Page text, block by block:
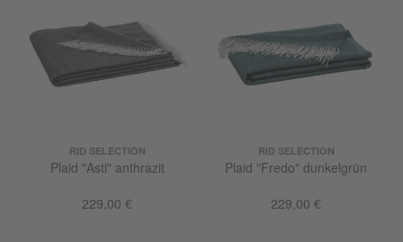
RID SELECTION
Plaid "Asti" anthrazit
229,00 €
RID SELECTION
Plaid "Fredo" dunkelgrün
229,00 €